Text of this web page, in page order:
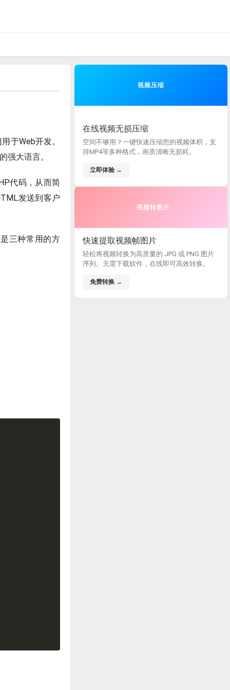
于Web开发。
强大语言。
代码，从而简
发送到客户
三种常用的方
视频压缩
在线视频无损压缩
空间不够用？一键快速压缩您的视频体积，支
持MP4等多种格式，画质清晰无损耗。
立即体验 →
视频转图片
快速提取视频帧图片
轻松将视频转换为高质量的 JPG 或 PNG 图片
序列。无需下载软件，在线即可高效转换。
免费转换 →